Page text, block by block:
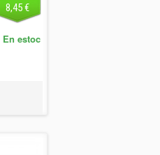
8,45 €
En estoc